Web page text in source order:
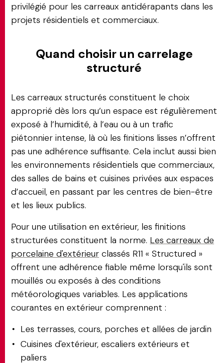
privilégié pour les carreaux antidérapants dans les
projets résidentiels et commerciaux.
Quand choisir un carrelage
structuré
Les carreaux structurés constituent le choix
approprié dès lors qu’un espace est régulièrement
exposé à l’humidité, à l’eau ou à un trafic
piétonnier intense, là où les finitions lisses n’offrent
pas une adhérence suffisante. Cela inclut aussi bien
les environnements résidentiels que commerciaux,
des salles de bains et cuisines privées aux espaces
d’accueil, en passant par les centres de bien-être
et les lieux publics.
Pour une utilisation en extérieur, les finitions
structurées constituent la norme. Les carreaux de
porcelaine d'extérieur classés R11 « Structured »
offrent une adhérence fiable même lorsqu'ils sont
mouillés ou exposés à des conditions
météorologiques variables. Les applications
courantes en extérieur comprennent :
Les terrasses, cours, porches et allées de jardin
Cuisines d'extérieur, escaliers extérieurs et
paliers